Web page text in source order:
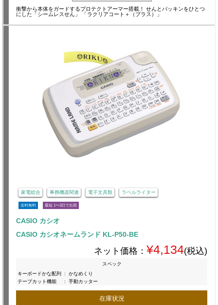
衝撃から本体をガードするプロテクトアーマー搭載！ せんとパッキンをひとつ
にした「シームレスせん」 「ラクリアコート＋（プラス）」
家電総合 事務機器関連 電子文具類 ラベルライター
送料無料 最短 1〜3日で出荷
CASIO カシオ
CASIO カシオネームランド KL-P50-BE
ネット価格： ¥4,134(税込)
スペック
キーボードかな配列
:
かなめくり
テープカット機能
: 手動カッター
在庫状況